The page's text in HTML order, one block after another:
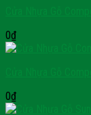
0₫
0₫